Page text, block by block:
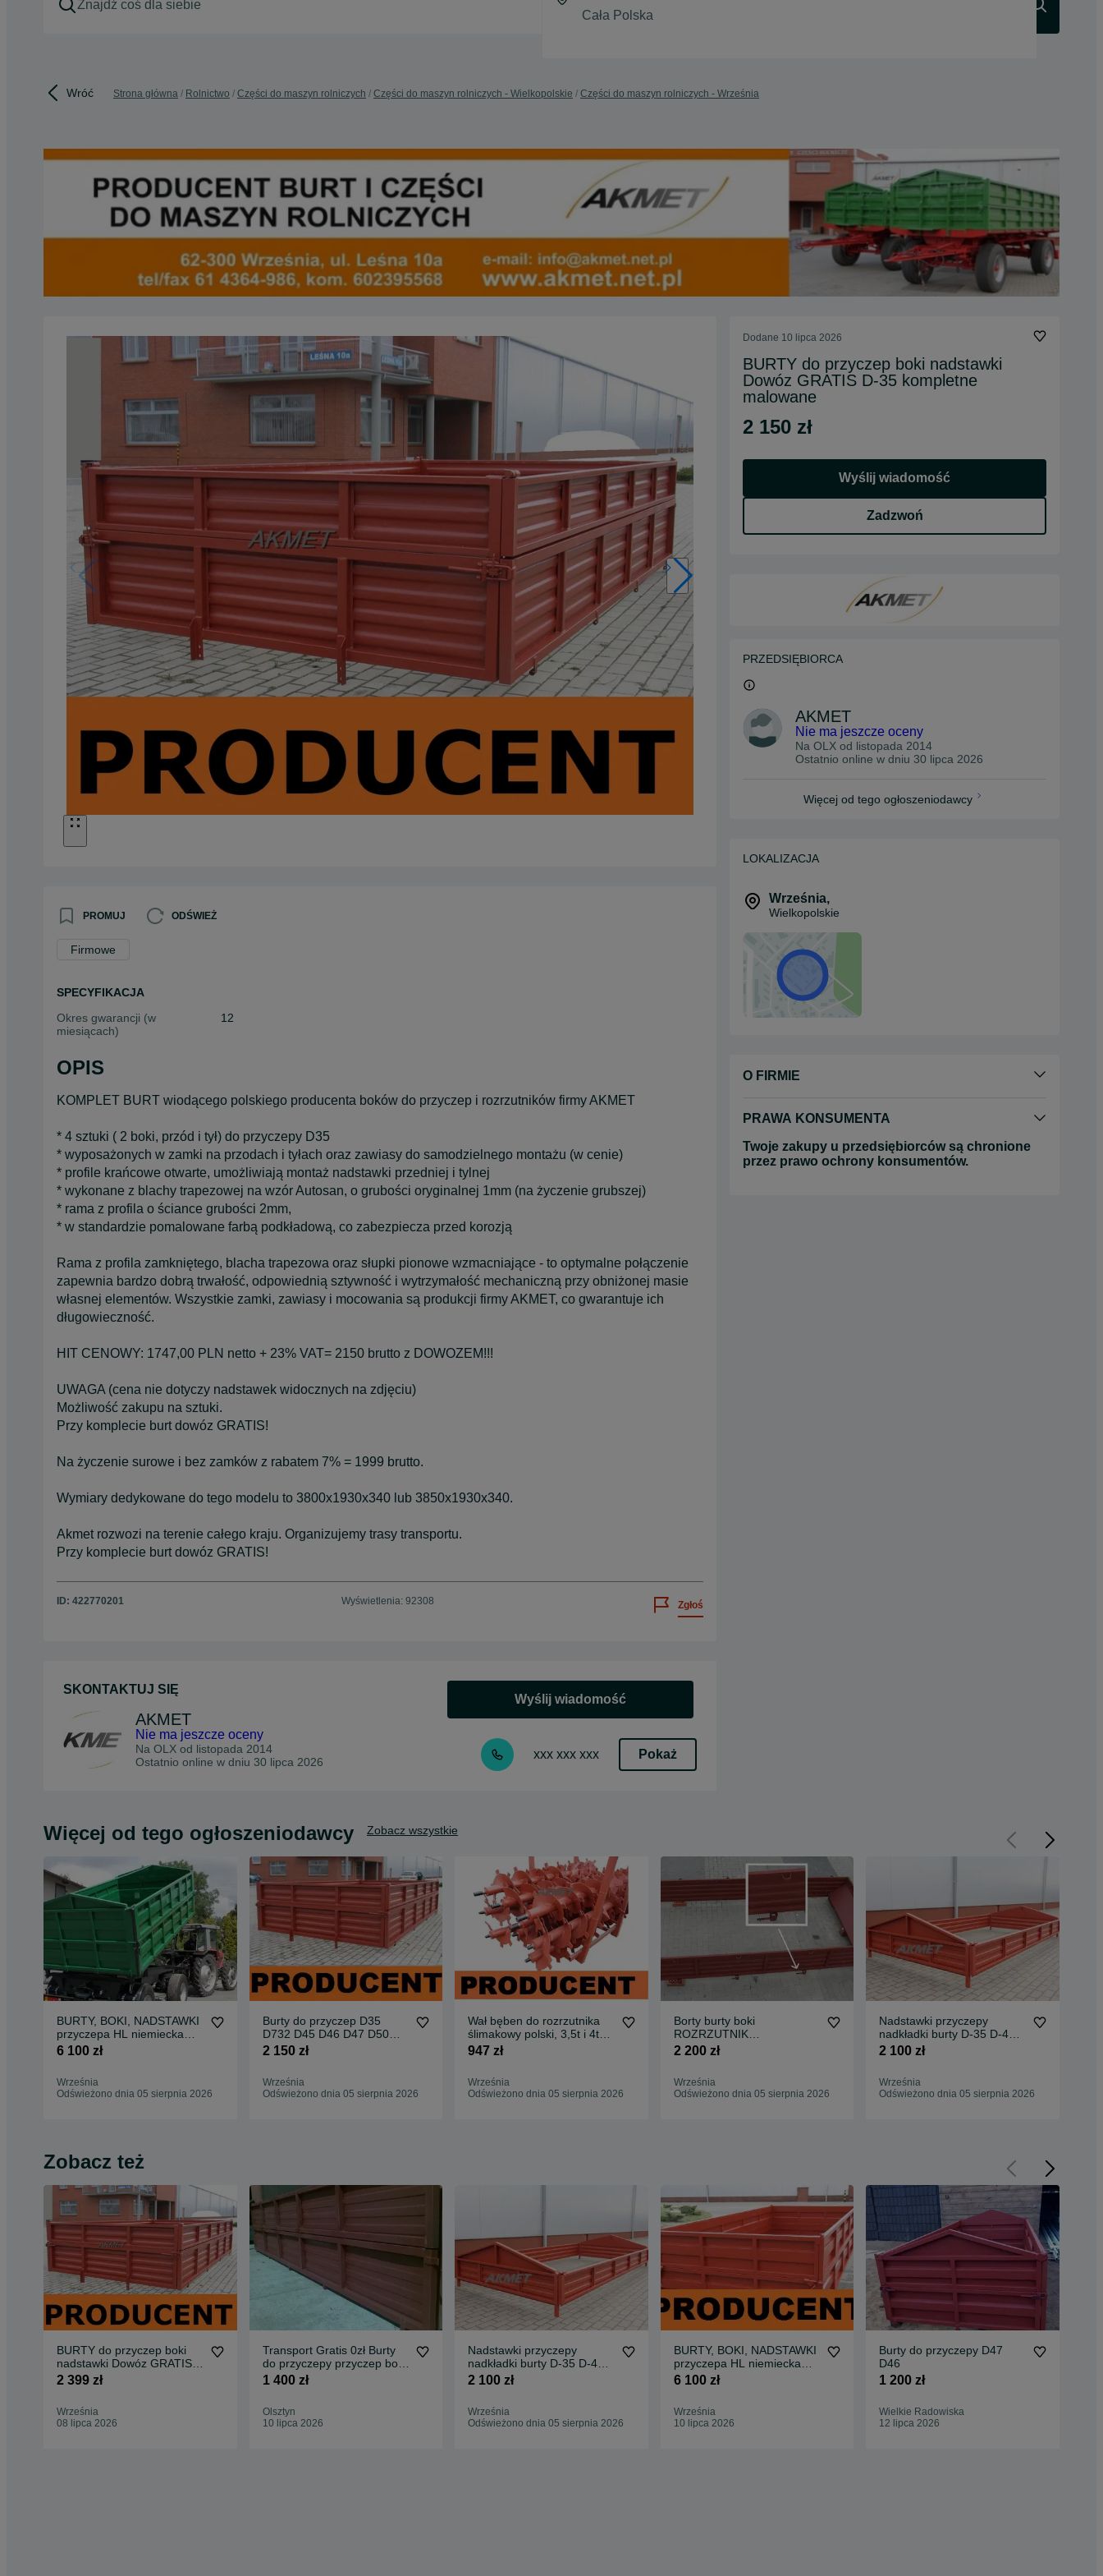
Wróć Strona główna Rolnictwo Części do maszyn rolniczych Części do maszyn rolniczych - Wielkopolskie Części do maszyn rolniczych - Września
PROMUJ ODŚWIEŻ
Firmowe
SPECYFIKACJA
Okres gwarancji (w
miesiącach)
12
OPIS
KOMPLET BURT wiodącego polskiego producenta boków do przyczep i rozrzutników firmy AKMET
* 4 sztuki ( 2 boki, przód i tył) do przyczepy D35
* wyposażonych w zamki na przodach i tyłach oraz zawiasy do samodzielnego montażu (w cenie)
* profile krańcowe otwarte, umożliwiają montaż nadstawki przedniej i tylnej
* wykonane z blachy trapezowej na wzór Autosan, o grubości oryginalnej 1mm (na życzenie grubszej)
* rama z profila o ściance grubości 2mm,
* w standardzie pomalowane farbą podkładową, co zabezpiecza przed korozją
Rama z profila zamkniętego, blacha trapezowa oraz słupki pionowe wzmacniające - to optymalne połączenie
zapewnia bardzo dobrą trwałość, odpowiednią sztywność i wytrzymałość mechaniczną przy obniżonej masie
własnej elementów. Wszystkie zamki, zawiasy i mocowania są produkcji firmy AKMET, co gwarantuje ich
długowieczność.
HIT CENOWY: 1747,00 PLN netto + 23% VAT= 2150 brutto z DOWOZEM!!!
UWAGA (cena nie dotyczy nadstawek widocznych na zdjęciu)
Możliwość zakupu na sztuki.
Przy komplecie burt dowóz GRATIS!
Na życzenie surowe i bez zamków z rabatem 7% = 1999 brutto.
Wymiary dedykowane do tego modelu to 3800x1930x340 lub 3850x1930x340.
Akmet rozwozi na terenie całego kraju. Organizujemy trasy transportu.
Przy komplecie burt dowóz GRATIS!
ID: 422770201 Wyświetlenia: 92308 Zgłoś
SKONTAKTUJ SIĘ
AKMET
Nie ma jeszcze oceny
Na OLX od listopada 2014
Ostatnio online w dniu 30 lipca 2026
Wyślij wiadomość
xxx xxx xxx Pokaż
Dodane 10 lipca 2026
BURTY do przyczep boki nadstawki
Dowóz GRATIS D-35 kompletne
malowane
2 150 zł
Wyślij wiadomość
Zadzwoń
PRZEDSIĘBIORCA
AKMET
Nie ma jeszcze oceny
Na OLX od listopada 2014
Ostatnio online w dniu 30 lipca 2026
Więcej od tego ogłoszeniodawcy
LOKALIZACJA
Września,
Wielkopolskie
O FIRMIE
PRAWA KONSUMENTA
Twoje zakupy u przedsiębiorców są chronione
przez prawo ochrony konsumentów.
Więcej od tego ogłoszeniodawcy Zobacz wszystkie
BURTY, BOKI, NADSTAWKI
przyczepa HL niemiecka
czeska (HW) PRODUCENT
6 100 zł
Września
Odświeżono dnia 05 sierpnia 2026
Burty do przyczep D35
D732 D45 D46 D47 D50
D55 HL Transport GRATIS
2 150 zł
Września
Odświeżono dnia 05 sierpnia 2026
Wał bęben do rozrzutnika
ślimakowy polski, 3,5t i 4t
TANDEM T-088
947 zł
Września
Odświeżono dnia 05 sierpnia 2026
Borty burty boki
ROZRZUTNIK
PRODUCENT transport
2 200 zł
Września
Odświeżono dnia 05 sierpnia 2026
Nadstawki przyczepy
nadkładki burty D-35 D-45
kompletne malowane
2 100 zł
Września
Odświeżono dnia 05 sierpnia 2026
Zobacz też
BURTY do przyczep boki
nadstawki Dowóz GRATIS
D-732 D-47 kompletne
2 399 zł
Września
08 lipca 2026
Transport Gratis 0zł Burty
do przyczepy przyczep boki
nadstawki d47 d50 HL
1 400 zł
Olsztyn
10 lipca 2026
Nadstawki przyczepy
nadkładki burty D-35 D-45
kompletne malowane
2 100 zł
Września
Odświeżono dnia 05 sierpnia 2026
BURTY, BOKI, NADSTAWKI
przyczepa HL niemiecka
czeska (HW) PRODUCENT
6 100 zł
Września
10 lipca 2026
Burty do przyczepy D47
D46
1 200 zł
Wielkie Radowiska
12 lipca 2026